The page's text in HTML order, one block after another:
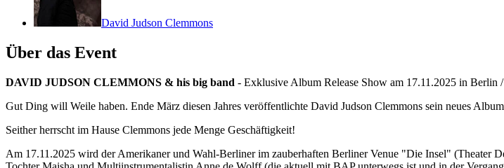
David Judson Clemmons
Über das Event
DAVID JUDSON CLEMMONS & his big band - Exklusive Album Release Show am 17.11.2025 in Berlin
Gut Ding will Weile haben. Ende März diesen Jahres veröffentlichte David Judson Clemmons sein neues
Seither herrscht im Hause Clemmons jede Menge Geschäftigkeit!
Am 17.11.2025 wird der Amerikaner und Wahl-Berliner im zauberhaften Berliner Venue "Die Insel" (Theater